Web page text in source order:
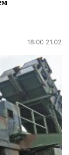
18:00 21.02